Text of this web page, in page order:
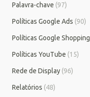
Palavra-chave (97)
Políticas Google Ads (90)
Políticas Google Shopping
Políticas YouTube (15)
Rede de Display (96)
Relatórios (48)